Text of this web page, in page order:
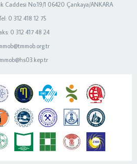
Caddesi No:19/1 06420 Çankaya/ANKARA
0 312 418 12 75
0 312 417 48 24